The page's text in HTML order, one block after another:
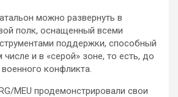
можно развернуть в
полк, оснащенный всеми
поддержки, способный
и в «серой» зоне, то есть, до
конфликта.
MEU продемонстрировали свои